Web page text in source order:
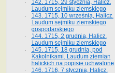
142. 1715, 29 stycznia, Halicz.
Laudum sejmiku ziemskiego
143. 1715, 10 września, Halicz.
Laudum sejmiku ziemskiego
gospodarskiego
144. 1715, 2 grudnia, Halicz.
Laudum sejmiku ziemskiego
145. 1715, 18 grudnia, pod
Kąkolnikami. Laudum ziemian
halickich na popisie uchwalone
146. 1716, 7 stycznia, Halicz.